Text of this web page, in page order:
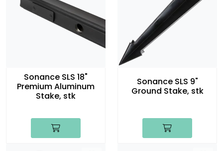
Sonance SLS 18"
Premium Aluminum
Stake, stk
Sonance SLS 9"
Ground Stake, stk